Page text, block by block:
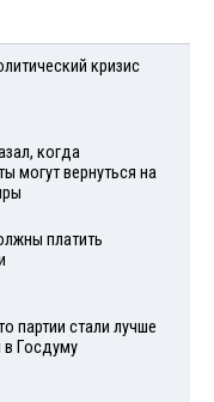
кризис
когда
могут вернуться на
платить
партии стали лучше
в Госдуму